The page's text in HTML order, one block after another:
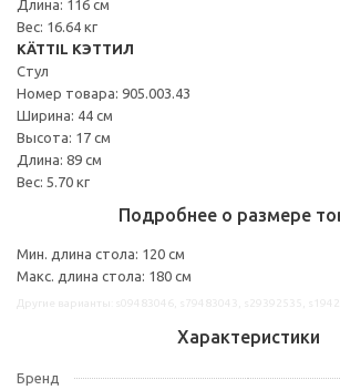
Длина: 116 см
Вес: 16.64 кг
KÄTTIL КЭТТИЛ
Стул
Номер товара: 905.003.43
Ширина: 44 см
Высота: 17 см
Длина: 89 см
Вес: 5.70 кг
Подробнее о размере
Мин. длина стола: 120 см
Макс. длина стола: 180 см
Характеристики
Бренд